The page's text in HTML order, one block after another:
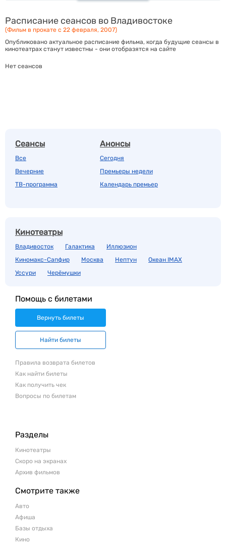
Расписание сеансов во Владивостоке
(Фильм в прокате с 22 февраля, 2007)
Опубликовано актуальное расписание фильма, когда будущие сеансы в
кинотеатрах станут известны - они отобразятся на сайте
Нет сеансов
Сеансы
Все
Вечерние
ТВ-программа
Анонсы
Сегодня
Премьеры недели
Календарь премьер
Кинотеатры
Владивосток Галактика
Иллюзион
Киномакс-Сапфир
Москва Нептун
Океан IMAX
Уссури
Черёмушки
Помощь с билетами
Вернуть билеты
Найти билеты
Правила возврата билетов
Как найти билеты
Как получить чек
Вопросы по билетам
Разделы
Кинотеатры
Скоро на экранах
Архив фильмов
Смотрите также
Авто
Афиша
Базы отдыха
Кино